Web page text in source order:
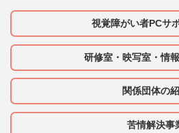
視覚障がい者PCサ
研修室・映写室・情
関係団体の
苦情解決事